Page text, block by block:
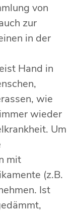
von
zur
in der
Hand in
wie
wieder
Um
mit
(z.B.
Ist